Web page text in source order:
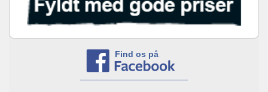
Find os på